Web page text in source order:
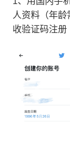
人资料（年
收验证码注册